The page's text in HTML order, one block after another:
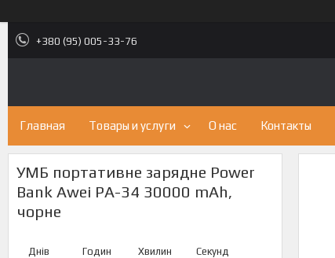
+380 (95) 005-33-76
Главная Товары и услуги О нас Контакты
УМБ портативне зарядне Power
Bank Awei PA-34 30000 mAh,
чорне
Днів Годин Хвилин Секунд